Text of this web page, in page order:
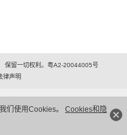
们使用Cookies。 Cookies和隐
保留一切权利。粤A2-20044005号
律声明